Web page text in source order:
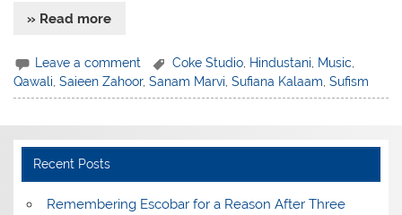
» Read more
Leave a comment Coke Studio Hindustani Music
Qawali,Saieen Zahoor,Sanam Marvi,Sufiana Kalaam,Sufism
Recent Posts
​Remembering Escobar for a Reason After Three